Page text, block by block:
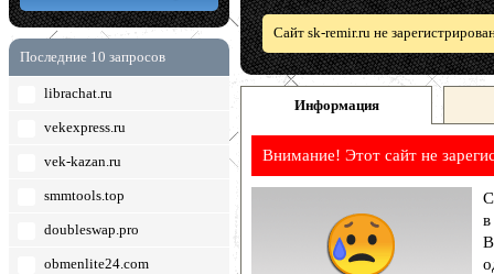
Последние 10 запросов
librachat.ru
vekexpress.ru
vek-kazan.ru
smmtools.top
doubleswap.pro
obmenlite24.com
Сайт sk-remir.ru не
Информация
Внимание! Этот сайт не